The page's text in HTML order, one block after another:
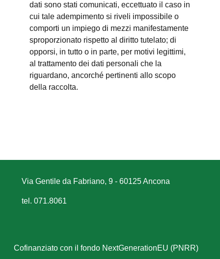
dati sono stati comunicati, eccettuato il caso in
cui tale adempimento si riveli impossibile o
comporti un impiego di mezzi manifestamente
sproporzionato rispetto al diritto tutelato; di
opporsi, in tutto o in parte, per motivi legittimi,
al trattamento dei dati personali che la
riguardano, ancorché pertinenti allo scopo
della raccolta.
Via Gentile da Fabriano, 9 - 60125 Ancona
tel. 071.8061
Cofinanziato con il fondo NextGenerationEU (PNRR)